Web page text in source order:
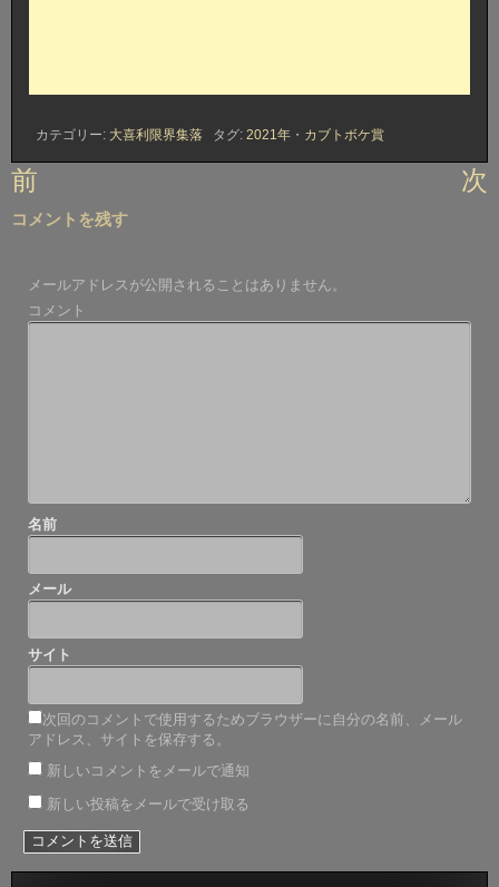
カテゴリー: 大喜利限界集落 タグ: 2021年 ・ カブトボケ賞
投
ナ
ゲ
ー
前 次
コメントを残す
メールアドレスが公開されることはありません。
コメント
名前
メール
サイト
次回のコメントで使用するためブラウザーに自分の名前、メール
アドレス、サイトを保存する。
新しいコメントをメールで通知
新しい投稿をメールで受け取る